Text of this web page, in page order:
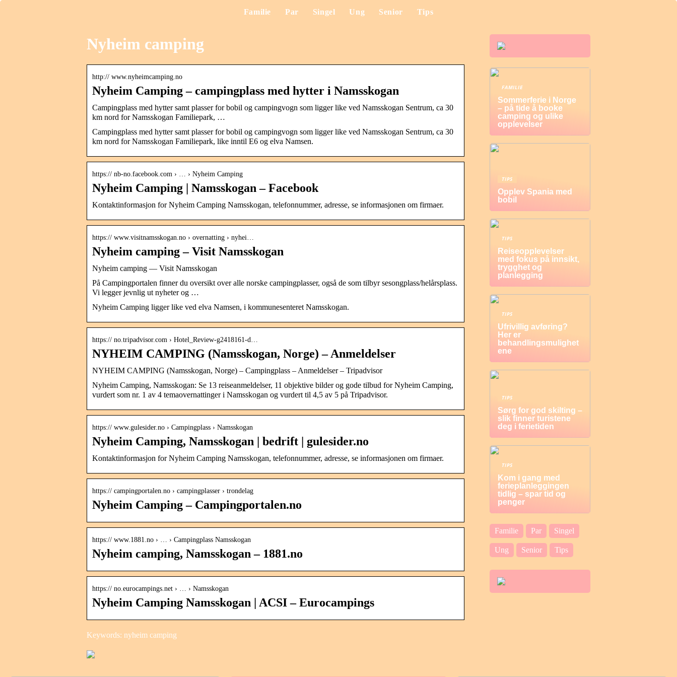
Familie Par Singel Ung Senior Tips
Nyheim camping
http:// www.nyheimcamping.no
Nyheim Camping – campingplass med hytter i Namsskogan
Campingplass med hytter samt plasser for bobil og campingvogn som ligger like ved Namsskogan Sentrum, ca 30
km nord for Namsskogan Familiepark, …
Campingplass med hytter samt plasser for bobil og campingvogn som ligger like ved Namsskogan Sentrum, ca 30
km nord for Namsskogan Familiepark, like inntil E6 og elva Namsen.
https:// nb-no.facebook.com › … › Nyheim Camping
Nyheim Camping | Namsskogan – Facebook
Kontaktinformasjon for Nyheim Camping Namsskogan, telefonnummer, adresse, se informasjonen om firmaer.
https:// www.visitnamsskogan.no › overnatting › nyhei…
Nyheim camping – Visit Namsskogan
Nyheim camping — Visit Namsskogan
På Campingportalen finner du oversikt over alle norske campingplasser, også de som tilbyr sesongplass/helårsplass.
Vi legger jevnlig ut nyheter og …
Nyheim Camping ligger like ved elva Namsen, i kommunesenteret Namsskogan.
https:// no.tripadvisor.com › Hotel_Review-g2418161-d…
NYHEIM CAMPING (Namsskogan, Norge) – Anmeldelser
NYHEIM CAMPING (Namsskogan, Norge) – Campingplass – Anmeldelser – Tripadvisor
Nyheim Camping, Namsskogan: Se 13 reiseanmeldelser, 11 objektive bilder og gode tilbud for Nyheim Camping,
vurdert som nr. 1 av 4 temaovernattinger i Namsskogan og vurdert til 4,5 av 5 på Tripadvisor.
https:// www.gulesider.no › Campingplass › Namsskogan
Nyheim Camping, Namsskogan | bedrift | gulesider.no
Kontaktinformasjon for Nyheim Camping Namsskogan, telefonnummer, adresse, se informasjonen om firmaer.
https:// campingportalen.no › campingplasser › trondelag
Nyheim Camping – Campingportalen.no
https:// www.1881.no › … › Campingplass Namsskogan
Nyheim camping, Namsskogan – 1881.no
https:// no.eurocampings.net › … › Namsskogan
Nyheim Camping Namsskogan | ACSI – Eurocampings
Keywords: nyheim camping
FAMILIE
Sommerferie i Norge
– på tide å booke
camping og ulike
opplevelser
TIPS
Opplev Spania med
bobil
TIPS
Reiseopplevelser
med fokus på innsikt,
trygghet og
planlegging
TIPS
Ufrivillig avføring?
Her er
behandlingsmulighet
ene
TIPS
Sørg for god skilting –
slik finner turistene
deg i ferietiden
TIPS
Kom i gang med
ferieplanleggingen
tidlig – spar tid og
penger
Familie Par Singel
Ung Senior Tips